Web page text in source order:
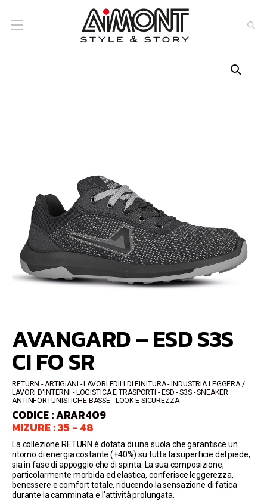
AVANGARD – ESD S3S
CI FO SR
CODICE : ARAR409
MIZURE : 35 - 48
La collezione RETURN è dotata di una suola che garantisce un
ritorno di energia costante (+40%) su tutta la superficie del piede,
sia in fase di appoggio che di spinta. La sua composizione,
particolarmente morbida ed elastica, conferisce leggerezza,
benessere e comfort totale, riducendo la sensazione di fatica
durante la camminata e l’attività prolungata.
RETURN
ARTIGIANI - LAVORI EDILI DI FINITURA - INDUSTRIA LEGGERA /
LAVORI D'INTERNI - LOGISTICA E TRASPORTI
ESD - S3S
SNEAKER
ANTINFORTUNISTICHE BASSE
LOOK E SICUREZZA